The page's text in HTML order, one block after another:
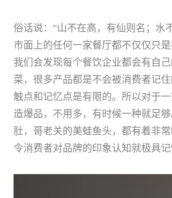
俗话说：“山不在高，有仙则名；水
市面上的任何一家餐厅都不仅仅只
我们会发现每个餐饮企业都会有自
菜，很多产品都是不会被消费者记
触点和记忆点是有限的。所以对于
造爆品，不用多，有时候一种就足
肚，哥老关的美蛙鱼头，都有着非常
令消费者对品牌的印象认知就极具记